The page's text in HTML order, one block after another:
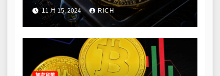
11 月 15, 2024 RICH